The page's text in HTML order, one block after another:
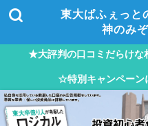
東大ぱふぇっと
神のみ
★大評判の口コミだらけな
☆特別キャンペーン